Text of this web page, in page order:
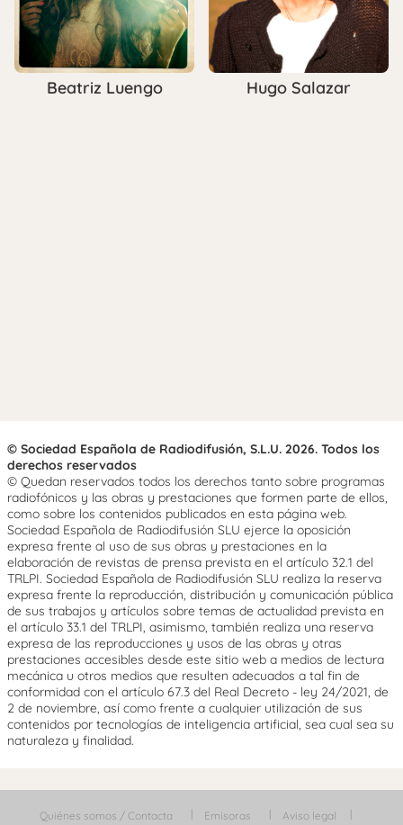
Beatriz Luengo Hugo Salazar
© Sociedad Española de Radiodifusión, S.L.U. 2026. Todos los
derechos reservados
© Quedan reservados todos los derechos tanto sobre programas
radiofónicos y las obras y prestaciones que formen parte de ellos,
como sobre los contenidos publicados en esta página web.
Sociedad Española de Radiodifusión SLU ejerce la oposición
expresa frente al uso de sus obras y prestaciones en la
elaboración de revistas de prensa prevista en el artículo 32.1 del
TRLPI. Sociedad Española de Radiodifusión SLU realiza la reserva
expresa frente la reproducción, distribución y comunicación pública
de sus trabajos y artículos sobre temas de actualidad prevista en
el artículo 33.1 del TRLPI, asimismo, también realiza una reserva
expresa de las reproducciones y usos de las obras y otras
prestaciones accesibles desde este sitio web a medios de lectura
mecánica u otros medios que resulten adecuados a tal fin de
conformidad con el artículo 67.3 del Real Decreto - ley 24/2021, de
2 de noviembre, así como frente a cualquier utilización de sus
contenidos por tecnologías de inteligencia artificial, sea cual sea su
naturaleza y finalidad.
Quiénes somos / Contacta Emisoras Aviso legal